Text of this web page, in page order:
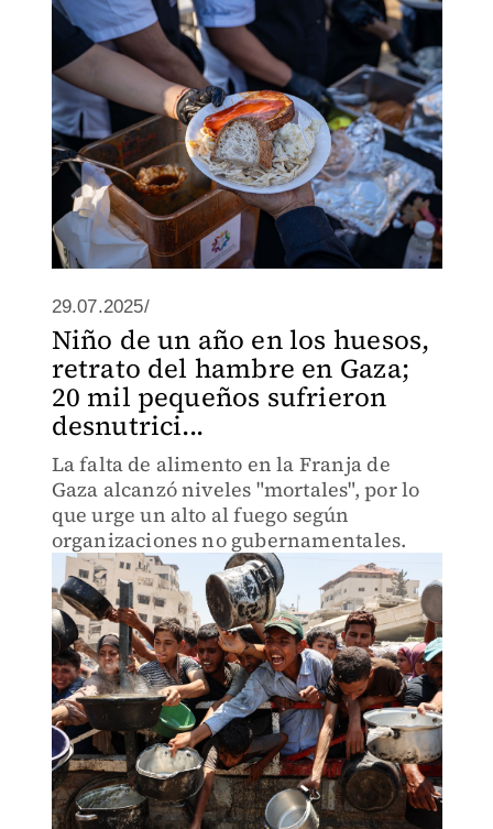
29.07.2025/
Niño de un año en los huesos,
retrato del hambre en Gaza;
20 mil pequeños sufrieron
desnutrici...
La falta de alimento en la Franja de
Gaza alcanzó niveles "mortales", por lo
que urge un alto al fuego según
organizaciones no gubernamentales.